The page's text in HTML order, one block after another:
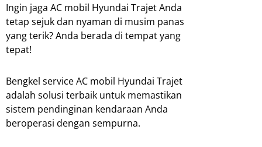
Ingin jaga AC mobil Hyundai Trajet Anda
tetap sejuk dan nyaman di musim panas
yang terik? Anda berada di tempat yang
tepat!
Bengkel service AC mobil Hyundai Trajet
adalah solusi terbaik untuk memastikan
sistem pendinginan kendaraan Anda
beroperasi dengan sempurna.